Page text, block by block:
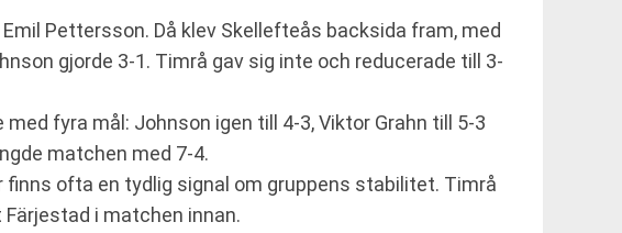
Pettersson. Då klev Skellefteås backsida fram, med
gjorde 3-1. Timrå gav sig inte och reducerade till 3-
fyra mål: Johnson igen till 4-3, Viktor Grahn till 5-3
matchen med 7-4.
ofta en tydlig signal om gruppens stabilitet. Timrå
i matchen innan.